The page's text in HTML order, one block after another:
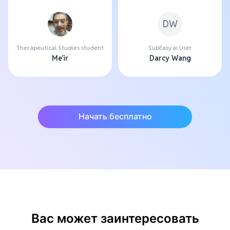
Therapeutical Studies student
Me'ir
DW
SubEasy.ai User
Darcy Wang
Начать бесплатно
Вас может заинтересовать